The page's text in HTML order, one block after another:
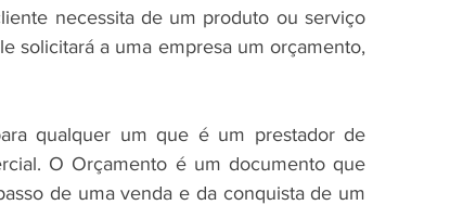
necessita de um produto ou serviço
solicitará a uma empresa um orçamento,
qualquer um que é um prestador de
O Orçamento é um documento que
de uma venda e da conquista de um